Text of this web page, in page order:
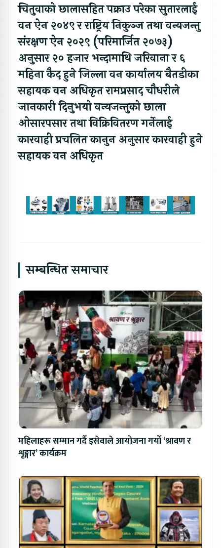
चितुवाको छालासहित पक्राउ परेका सुतारलाई
वन ऐन २०४९ र राष्ट्रिय निकुञ्ज तथा वन्यजन्तु
संरक्षण ऐन २०२९ (परिमार्जित २०७३)
अनुसार २० हजार भन्दामाथि जरिवाना र ६
महिना कैद हुने जिल्ला वन कार्यालय बैतडीका
सहायक वन अधिकृत रामप्रसाद चौधरीले
जानकारी दिनुभयो वन्यजन्तुको छाला
ओसारपसार तथा विक्रिवितरण गर्नेलाई
कारवाही प्रचलित कानुन अनुसार कारवाही हुने
सहायक वन अधिकृत
सम्बन्धित समाचार
महिलाहरू सम्मान गर्दै इसेवाले आयोजना गर्यो ‘श्रावण र
शृङ्गार’ कार्यक्रम